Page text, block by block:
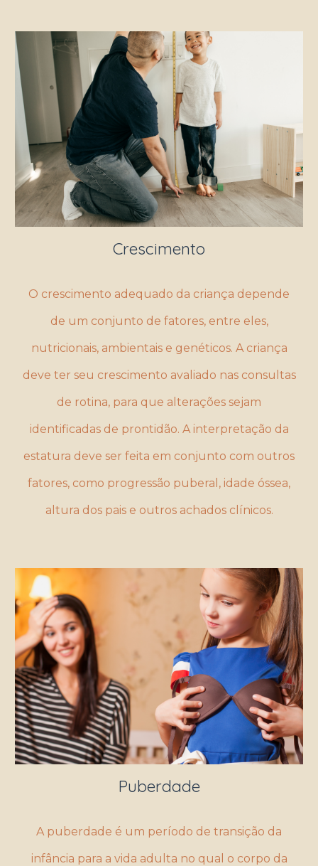
Crescimento
O crescimento adequado da criança depende
de um conjunto de fatores, entre eles,
nutricionais, ambientais e genéticos. A criança
deve ter seu crescimento avaliado nas consultas
de rotina, para que alterações sejam
identificadas de prontidão. A interpretação da
estatura deve ser feita em conjunto com outros
fatores, como progressão puberal, idade óssea,
altura dos pais e outros achados clínicos.
Puberdade
A puberdade é um período de transição da
infância para a vida adulta no qual o corpo da